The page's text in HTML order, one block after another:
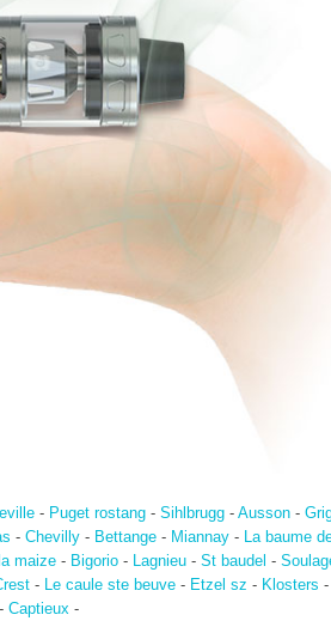
- Puget rostang- Sihlbrugg- Ausson-
- Chevilly - Bettange - Miannay - La baume
maize- Bigorio- Lagnieu- St baudel -
- Le caule ste beuve- Etzel sz - Klosters -
- Captieux -